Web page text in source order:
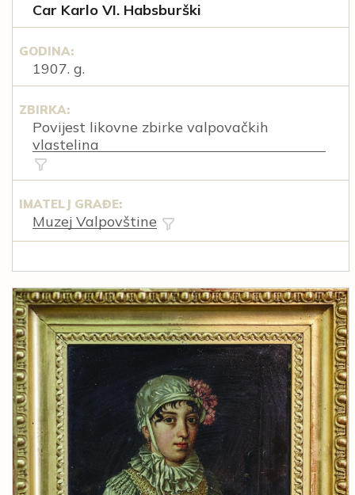
Car Karlo VI. Habsburški
GODINA:
1907. g.
ZBIRKA:
Povijest likovne zbirke valpovačkih
vlastelina
IMATELJ GRAĐE:
Muzej Valpovštine